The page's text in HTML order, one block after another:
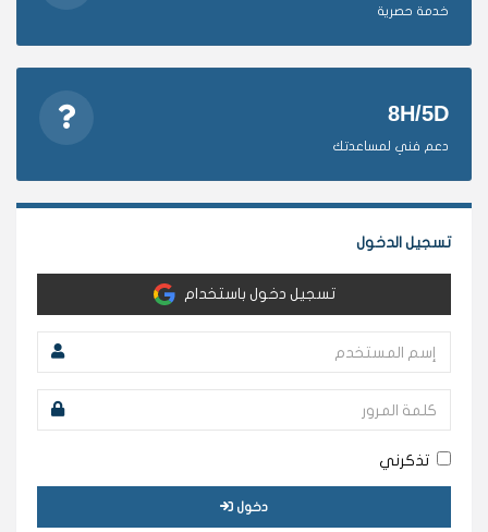
خدمة حصرية
8H/5D
دعم فني لمساعدتك
تسجيل الدخول
تسجيل دخول باستخدام
تذكرني
دخول